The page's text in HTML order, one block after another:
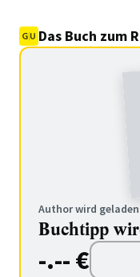
Das Buch zum
Author wird
Buchtipp
-.-- €